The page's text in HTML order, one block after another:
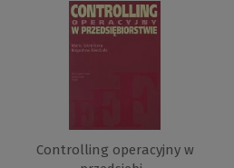
Controlling operacyjny w